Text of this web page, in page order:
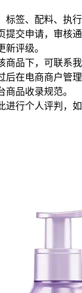
标签、配料、执行
提交申请，审核通
评级。
商品下，可联系我
后在电商商户管理
品收录规范。
进行个人评判，如